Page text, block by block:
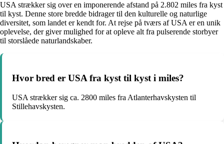
USA strækker sig over en imponerende afstand på 2.802 miles fra kyst
til kyst. Denne store bredde bidrager til den kulturelle og naturlige
diversitet, som landet er kendt for. At rejse på tværs af USA er en unik
oplevelse, der giver mulighed for at opleve alt fra pulserende storbyer
til storslåede naturlandskaber.
Hvor bred er USA fra kyst til kyst i miles?
USA strækker sig ca. 2800 miles fra Atlanterhavskysten til
Stillehavskysten.